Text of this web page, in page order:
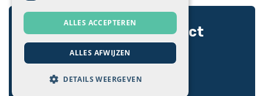
Ontdek hoe wij uw project
naar
ALLES ACCEPTEREN
ALLES AFWIJZEN
DETAILS WEERGEVEN